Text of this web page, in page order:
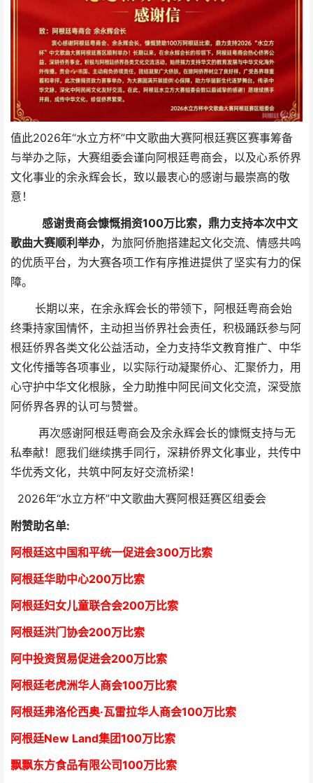
值此2026年“水立方杯”中文歌曲大赛阿根廷赛区赛事筹备
与举办之际，大赛组委会谨向阿根廷粤商会，以及心系侨界
文化事业的余永辉会长，致以最衷心的感谢与最崇高的敬
意！
感谢贵商会慷慨捐资100万比索，鼎力支持本次中文
歌曲大赛顺利举办，为旅阿侨胞搭建起文化交流、情感共鸣
的优质平台，为大赛各项工作有序推进提供了坚实有力的保
障。
长期以来，在余永辉会长的带领下，阿根廷粤商会始
终秉持家国情怀，主动担当侨界社会责任，积极踊跃参与阿
根廷侨界各类文化公益活动，全力支持华文教育推广、中华
文化传播等各项事业，以实际行动凝聚侨心、汇聚侨力，用
心守护中华文化根脉，全力助推中阿民间文化交流，深受旅
阿侨界各界的认可与赞誉。
再次感谢阿根廷粤商会及余永辉会长的慷慨支持与无
私奉献！愿我们继续携手同行，深耕侨界文化事业，共传中
华优秀文化，共筑中阿友好交流桥梁！
2026年“水立方杯”中文歌曲大赛阿根廷赛区组委会
附赞助名单:
阿根廷这中国和平统一促进会300万比索
阿根廷华助中心200万比索
阿根廷妇女儿童联合会200万比索
阿根廷洪门协会200万比索
阿中投资贸易促进会200万比索
阿根廷老虎洲华人商会100万比索
阿根廷弗洛伦西奥·瓦雷拉华人商会100万比索
阿根廷New Land集团100万比索
飘飘东方食品有限公司100万比索